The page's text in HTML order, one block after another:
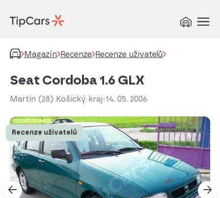
Magazín Recenze Recenze uživatelů
Seat Cordoba 1.6 GLX
Martin (28) Košický kraj-14. 05. 2006
Recenze uživatelů